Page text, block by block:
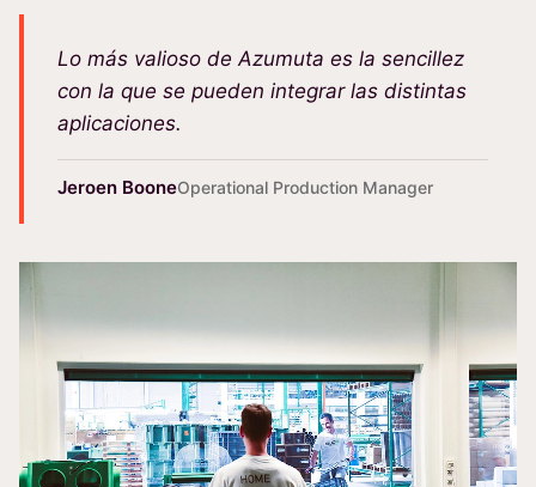
Lo más valioso de Azumuta es la sencillez
con la que se pueden integrar las distintas
aplicaciones.
Jeroen BooneOperational Production Manager